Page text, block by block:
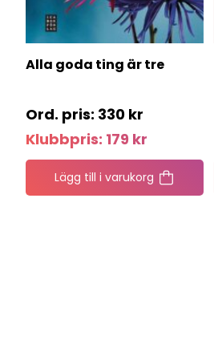
Alla goda ting är tre
330 kr
Klubbpris: 179 kr
Lägg till i varukorg